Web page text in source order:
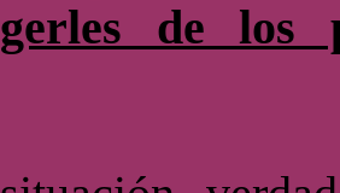
de los